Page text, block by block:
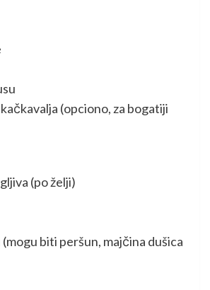
(opciono, za bogatiji
(po želji)
biti peršun, majčina dušica